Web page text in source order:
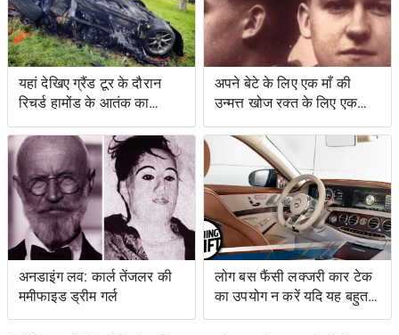
यहां देखिए ग्रैंड टूर के दौरान
रिचर्ड हामोंड के आतंक का
वीडियो
अपने बेटे के लिए एक माँ की
उन्मत्त खोज रक्त के लिए एक
स्वाद के साथ एक बचत किसान
के लिए नेतृत्व की
अनडाइंग लव: कार्ल तेंजलर की
ममीफाइड ड्रीम गर्ल
लोग बस फैंसी लक्जरी कार टेक
का उपयोग न करें यदि यह बहुत
जटिल है